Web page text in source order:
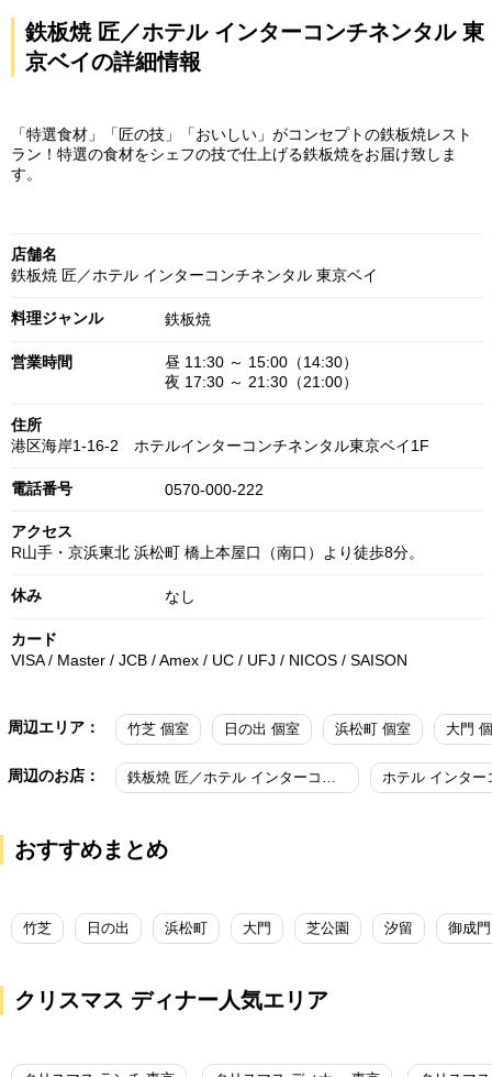
鉄板焼 匠／ホテル インターコンチネンタル 東
京ベイの詳細情報
「特選食材」「匠の技」「おいしい」がコンセプトの鉄板焼レスト
ラン！特選の食材をシェフの技で仕上げる鉄板焼をお届け致しま
す。
店舗名
鉄板焼 匠／ホテル インターコンチネンタル 東京ベイ
料理ジャンル 鉄板焼
営業時間
昼 11:30 ～ 15:00（14:30）
夜 17:30 ～ 21:30（21:00）
住所
港区海岸1-16-2 ホテルインターコンチネンタル東京ベイ1F
電話番号 0570-000-222
アクセス
R山手・京浜東北 浜松町 橋上本屋口（南口）より徒歩8分。
休み なし
カード
VISA / Master / JCB / Amex / UC / UFJ / NICOS / SAISON
周辺エリア： 竹芝 個室 日の出 個室 浜松町 個室 大門
周辺のお店： 鉄板焼 匠／ホテル インターコンチネンタル 東京ベイ
おすすめまとめ
竹芝 日の出 浜松町 大門 芝公園 汐留 御成門
クリスマス ディナー人気エリア